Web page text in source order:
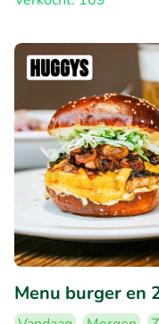
Menu burger en